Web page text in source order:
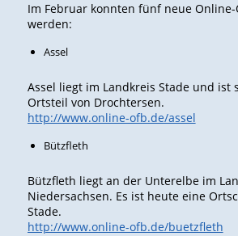
Im Februar konnten fünf neue Online-
werden:
Assel
Assel liegt im Landkreis Stade und ist
Ortsteil von Drochtersen.
http://www.online-ofb.de/assel
Bützfleth
Bützfleth liegt an der Unterelbe im
Niedersachsen. Es ist heute eine
Stade.
http://www.online-ofb.de/buetzfleth